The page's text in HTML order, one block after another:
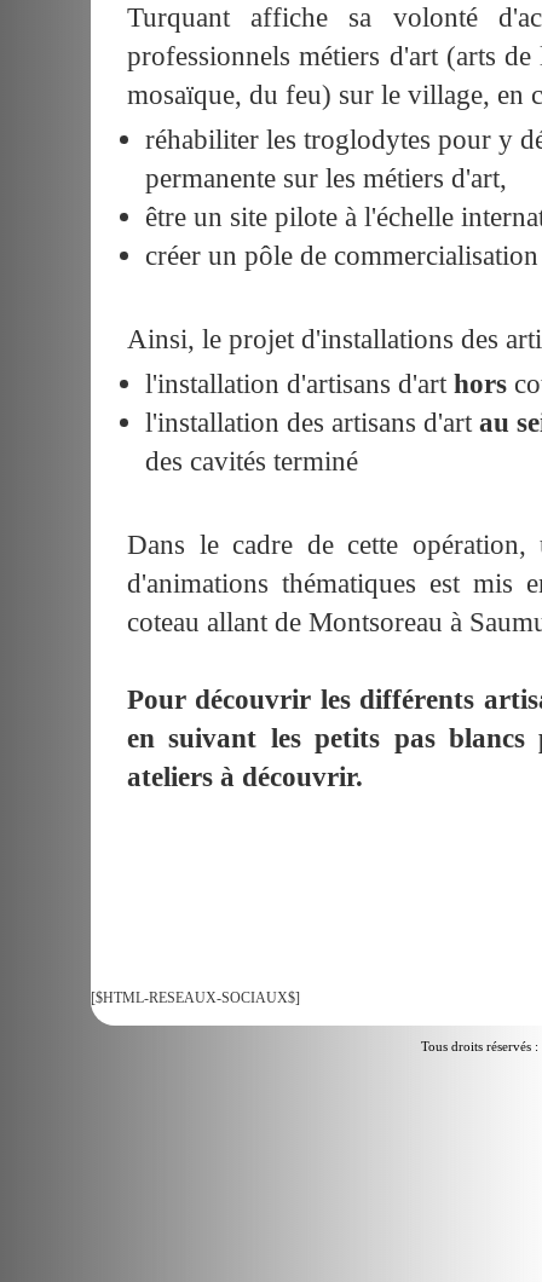
Turquant affiche sa volonté
professionnels métiers d'art (arts
mosaïque, du feu) sur le village, en
réhabiliter les troglodytes pour y
permanente sur les métiers d'art,
être un site pilote à l'échelle
créer un pôle de
Ainsi, le projet d'installations des
l'installation d'artisans d'art hors
l'installation des artisans d'art au
des cavités terminé
Dans le cadre de cette
d'animations thématiques est
coteau allant de Montsoreau à
Pour découvrir les différents
en suivant les petits pas
ateliers à découvrir.
[$HTML-RESEAUX-SOCIAUX$]
Tous droits réservés